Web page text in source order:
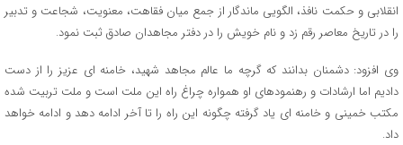
انقلابی و حکمت نافذ، الگویی ماندگار از جمع میان فقاهت، معنویت، شجاعت و تدبیر
را در تاریخ معاصر رقم زد و نام خویش را در دفتر مجاهدان صادق ثبت نمود.
وی افزود: دشمنان بدانند که گرچه ما عالم مجاهد شهید، خامنه ای عزیز را از دست
دادیم اما ارشادات و رهنمودهای او همواره چراغ راه این ملت است و ملت تربیت شده
مکتب خمینی و خامنه ای یاد گرفته چگونه این راه را تا آخر ادامه دهد و ادامه خواهد
داد.